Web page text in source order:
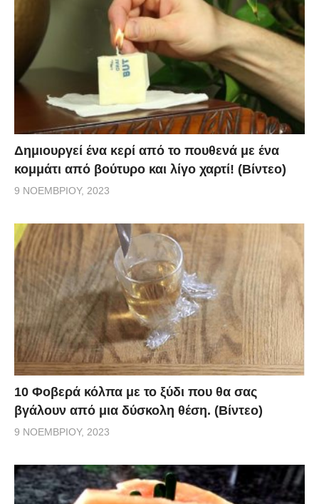
Δημιουργεί ένα κερί από το πουθενά με ένα
κομμάτι από βούτυρο και λίγο χαρτί! (Βίντεο)
9 ΝΟΕΜΒΡΊΟΥ, 2023
10 Φοβερά κόλπα με το ξύδι που θα σας
βγάλουν από μια δύσκολη θέση. (Βίντεο)
9 ΝΟΕΜΒΡΊΟΥ, 2023